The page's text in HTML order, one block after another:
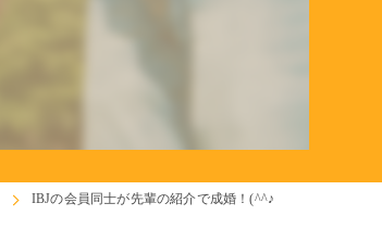
IBJの会員同士が先輩の紹介で成婚！(^^♪